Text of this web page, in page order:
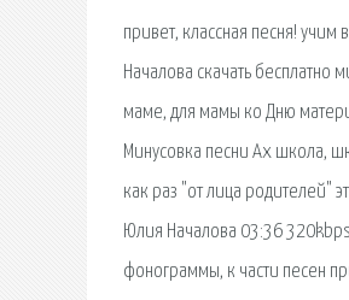
привет, классная песня!
Началова скачать бесплатно
маме, для мамы ко Дню
Минусовка песни Ах школа,
как раз "от лица родителей"
Юлия Началова 03:36
фонограммы, к части песен